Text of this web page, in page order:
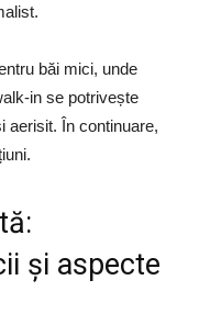
băi mici, unde
in se potrivește
aerisit. În continuare,
și aspecte